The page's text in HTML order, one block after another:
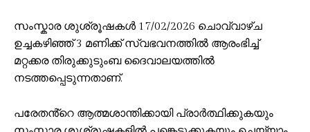
സംസ്കാര ശുശ്രൂഷകൾ 17/02/2026 ചൊവ്വാഴ്ച
ഉച്ചകഴിഞ്ഞ് 3 മണിക്ക് സ്വഭവനത്തിൽ ആരംഭിച്ച്
മറ്റക്കര തിരുക്കുടുംബ ദൈവാലയത്തിൽ
നടത്തപ്പെടുന്നതാണ്.
പരേതൻ്റെ ആത്മശാന്തിക്കായി പ്രാർത്ഥിക്കുകയും